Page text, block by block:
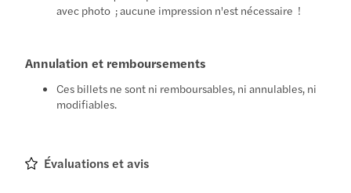
avec photo ; aucune impression n'est nécessaire !
Annulation et remboursements
Ces billets ne sont ni remboursables, ni annulables, ni
modifiables.
Évaluations et avis